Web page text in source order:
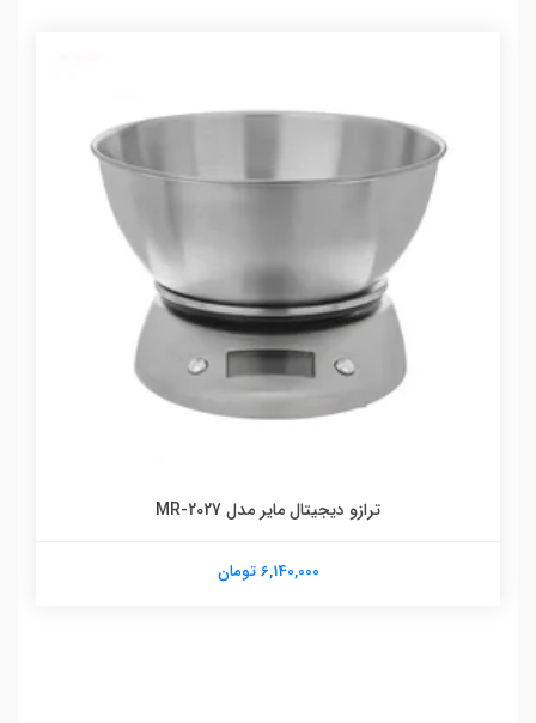
ترازو دیجیتال مایر مدل MR-2027
6,140,000 تومان